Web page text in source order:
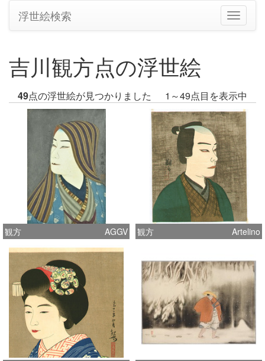
ナ
ビ
の
切
り
替
え
浮世絵検索
吉川観方点の浮世絵
49点の浮世絵が見つかりました 1～49点目を表示中
観方 AGGV 観方 Artelino